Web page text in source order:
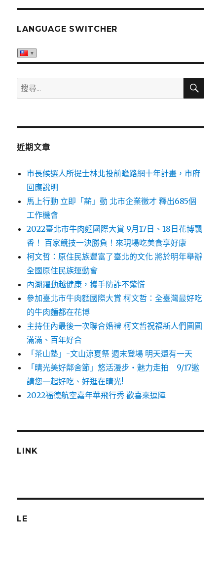
LANGUAGE SWITCHER
搜
尋
鍵
字:
搜
近期文章
市長候選人所提士林北投前瞻路網十年計畫，市府
回應說明
馬上行動 立即「薪」動 北市企業徵才 釋出685個
工作機會
2022臺北市牛肉麵國際大賞 9月17日、18日花博飄
香！ 百家競技一決勝負！來現場吃美食享好康
柯文哲：原住民族豐富了臺北的文化 將於明年舉辦
全國原住民族運動會
內湖躍動越健康，攜手防詐不驚慌
參加臺北市牛肉麵國際大賞 柯文哲：全臺灣最好吃
的牛肉麵都在花博
主持任內最後一次聯合婚禮 柯文哲祝福新人們圓圓
滿滿、百年好合
「茶山塾」-文山涼夏祭 週末登場 明天還有一天
「晴光美好鄰舍節」悠活漫步‧魅力走拍 9/17邀
請您一起好吃、好逛在晴光!
2022福德航空嘉年華飛行秀 歡喜來逗陣
LINK
LE